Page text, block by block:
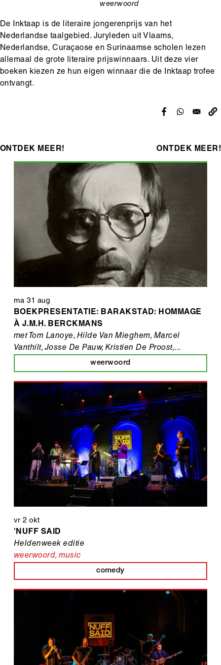
weerwoord
De Inktaap is de literaire jongerenprijs van het
Nederlandse taalgebied. Juryleden uit Vlaams,
Nederlandse, Curaçaose en Surinaamse scholen lezen
allemaal de grote literaire prijswinnaars. Uit deze vier
boeken kiezen ze hun eigen winnaar die de Inktaap trofee
ontvangt.
ONTDEK MEER! ONTDEK MEER!
ma 31 aug
BOEKPRESENTATIE: BARAKSTAD: HOMMAGE
À J.M.H. BERCKMANS
met Tom Lanoye, Hilde Van Mieghem, Marcel
Vanthilt, Josse De Pauw, Kristien De Proost,...
weerwoord
vr 2 okt
'NUFF SAID
Heldenweek editie
weerwoord,music
comedy